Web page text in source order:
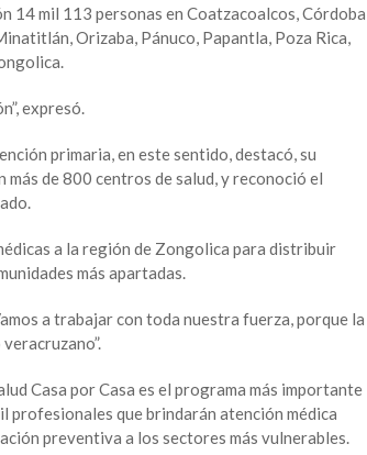
14 mil 113 personas en Coatzacoalcos,
Orizaba, Pánuco, Papantla, Poza Rica,
expresó.
primaria, en este sentido, destacó, su
de 800 centros de salud, y reconoció el
a la región de Zongolica para distribuir
más apartadas.
a trabajar con toda nuestra fuerza, porque la
Casa por Casa es el programa más importante
profesionales que brindarán atención médica
preventiva a los sectores más vulnerables.